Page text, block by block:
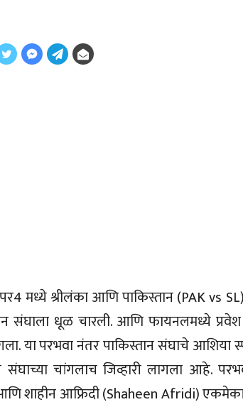
मध्ये श्रीलंका आणि पाकिस्तान (PAK vs
संघाला धूळ चारली. आणि फायनलमध्ये
या परभवा नंतर पाकिस्तान संघाचे आशिया
संघाच्या चांगलाच जिव्हारी लागला आहे.
शाहीन आफ्रिदी (Shaheen Afridi)